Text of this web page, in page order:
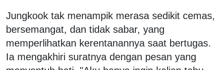
Jungkook tak menampik merasa sedikit cemas,
bersemangat, dan tidak sabar, yang
memperlihatkan kerentanannya saat bertugas.
Ia mengakhiri suratnya dengan pesan yang